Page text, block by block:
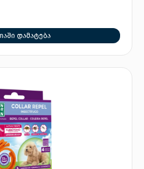
დამატება